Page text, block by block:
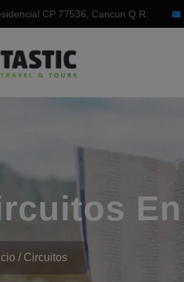
CP 77536, Cancun Q.R.
En
Circuitos